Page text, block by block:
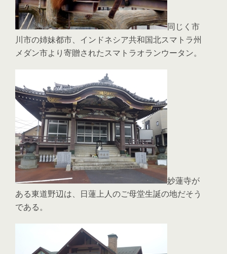
同じく市
川市の姉妹都市、インドネシア共和国北スマトラ州
メダン市より寄贈されたスマトラオランウータン。
妙蓮寺が
ある東道野辺は、日蓮上人のご母堂生誕の地だそう
である。